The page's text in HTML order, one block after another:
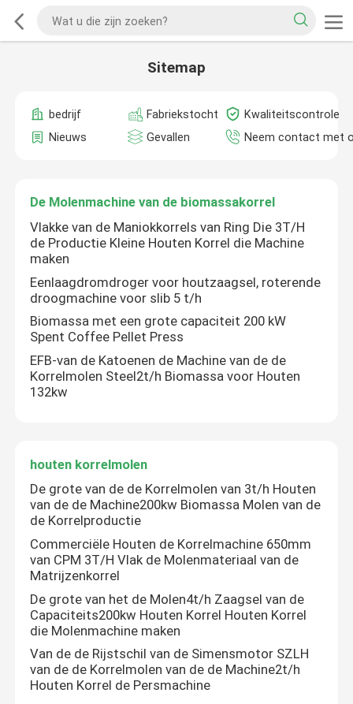
Sitemap
bedrijf Fabriekstocht
Kwaliteitscontrole
Nieuws
Gevallen Neem contact met
De Molenmachine van de biomassakorrel
Vlakke van de Maniokkorrels van Ring Die 3T/H
de Productie Kleine Houten Korrel die Machine
maken
Eenlaagdromdroger voor houtzaagsel, roterende
droogmachine voor slib 5 t/h
Biomassa met een grote capaciteit 200 kW
Spent Coffee Pellet Press
EFB-van de Katoenen de Machine van de de
Korrelmolen Steel2t/h Biomassa voor Houten
132kw
houten korrelmolen
De grote van de de Korrelmolen van 3t/h Houten
van de de Machine200kw Biomassa Molen van de
de Korrelproductie
Commerciële Houten de Korrelmachine 650mm
van CPM 3T/H Vlak de Molenmateriaal van de
Matrijzenkorrel
De grote van het de Molen4t/h Zaagsel van de
Capaciteits200kw Houten Korrel Houten Korrel
die Molenmachine maken
Van de de Rijstschil van de Simensmotor SZLH
van de de Korrelmolen van de de Machine2t/h
Houten Korrel de Persmachine